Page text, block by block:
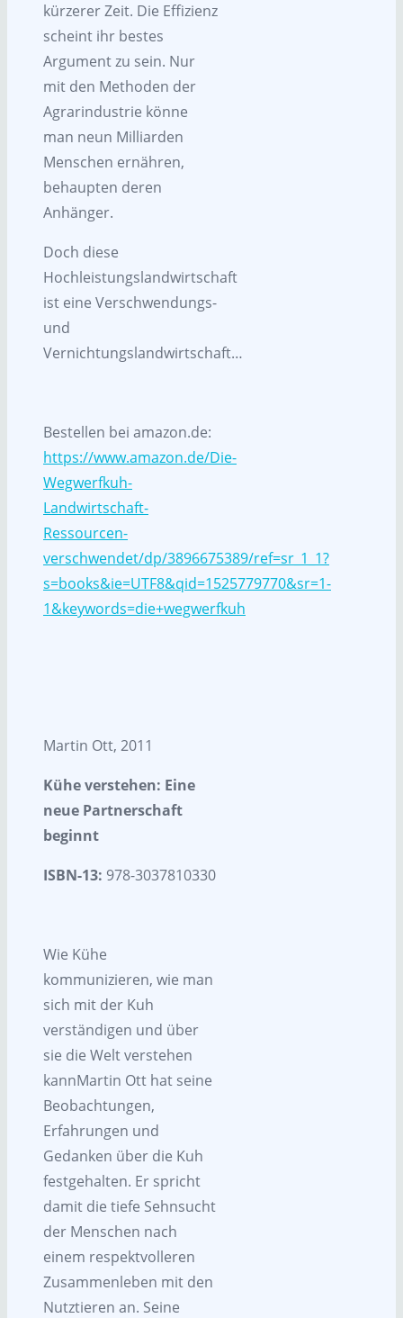
kürzerer Zeit. Die Effizienz
scheint ihr bestes
Argument zu sein. Nur
mit den Methoden der
Agrarindustrie könne
man neun Milliarden
Menschen ernähren,
behaupten deren
Anhänger.
Doch diese
Hochleistungslandwirtschaft
ist eine Verschwendungs-
und
Vernichtungslandwirtschaft…
Bestellen bei amazon.de:
https://www.amazon.de/Die-
Wegwerfkuh-
Landwirtschaft-
Ressourcen-
verschwendet/dp/3896675389/ref=sr_1_1?
s=books&ie=UTF8&qid=1525779770&sr=1-
1&keywords=die+wegwerfkuh
Martin Ott, 2011
Kühe verstehen: Eine
neue Partnerschaft
beginnt
ISBN-13: 978-3037810330
Wie Kühe
kommunizieren, wie man
sich mit der Kuh
verständigen und über
sie die Welt verstehen
kannMartin Ott hat seine
Beobachtungen,
Erfahrungen und
Gedanken über die Kuh
festgehalten. Er spricht
damit die tiefe Sehnsucht
der Menschen nach
einem respektvolleren
Zusammenleben mit den
Nutztieren an. Seine